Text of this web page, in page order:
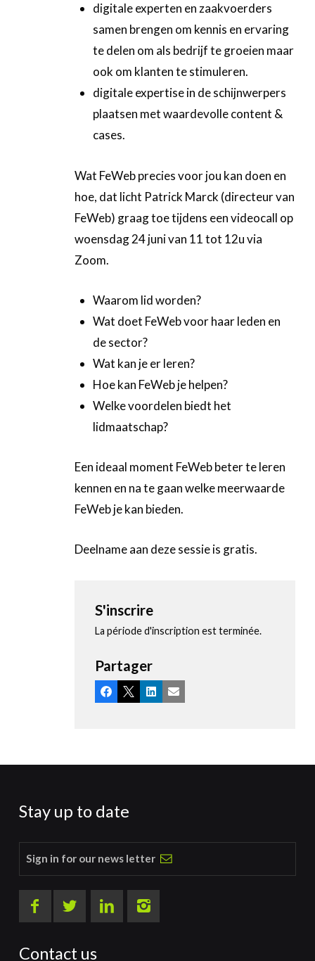
digitale experten en zaakvoerders
samen brengen om kennis en ervaring
te delen om als bedrijf te groeien maar
ook om klanten te stimuleren.
digitale expertise in de schijnwerpers
plaatsen met waardevolle content &
cases.
Wat FeWeb precies voor jou kan doen en
hoe, dat licht Patrick Marck (directeur van
FeWeb) graag toe tijdens een videocall op
woensdag 24 juni van 11 tot 12u via
Zoom.
Waarom lid worden?
Wat doet FeWeb voor haar leden en
de sector?
Wat kan je er leren?
Hoe kan FeWeb je helpen?
Welke voordelen biedt het
lidmaatschap?
Een ideaal moment FeWeb beter te leren
kennen en na te gaan welke meerwaarde
FeWeb je kan bieden.
Deelname aan deze sessie is gratis.
S'inscrire
La période d'inscription est terminée.
Partager
Facebook
X LinkedIn
Email
Stay up to date
Sign in for our news letter
Contact us